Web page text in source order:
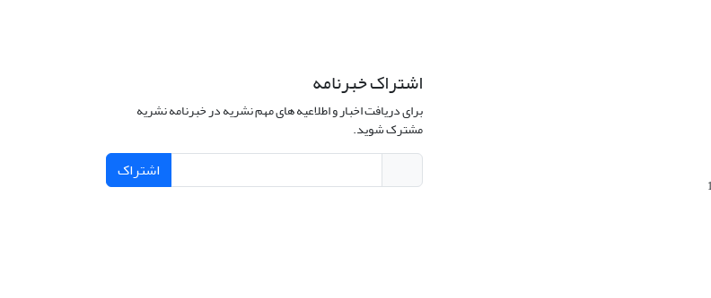
اشتراک خبرنامه
برای دریافت اخبار و اطلاعیه های مهم نشریه در خبرنامه نشریه
مشترک شوید.
اشتراک